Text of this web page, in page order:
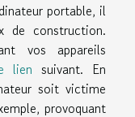
portable, il
de construction.
vos appareils
lien suivant. En
soit victime
provoquant